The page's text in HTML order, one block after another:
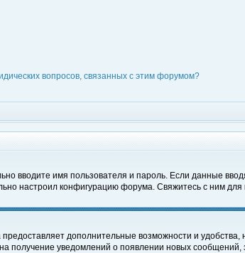
вопросов, связанных с этим форумом?
вводите имя пользователя и пароль. Если данные
настроил конфигурацию форума. Свяжитесь с ним для
дополнительные возможности и
получение уведомлений о появлении новых